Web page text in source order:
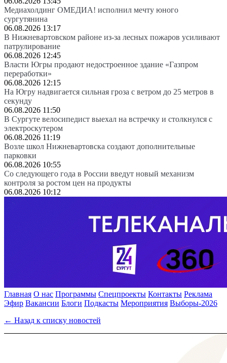
Медиахолдинг ОМЕДИА! исполнил мечту юного
сургутянина
06.08.2026 13:17
В Нижневартовском районе из-за лесных пожаров усиливают
патрулирование
06.08.2026 12:45
Власти Югры продают недостроенное здание «Газпром
переработки»
06.08.2026 12:15
На Югру надвигается сильная гроза с ветром до 25 метров в
секунду
06.08.2026 11:50
В Сургуте велосипедист выехал на встречку и столкнулся с
электроскутером
06.08.2026 11:19
Возле школ Нижневартовска создают дополнительные
парковки
06.08.2026 10:55
Со следующего года в России введут новый механизм
контроля за ростом цен на продукты
06.08.2026 10:12
Главная О нас Программы Спецпроекты Контакты Реклама
Эфир Вакансии Блоги Подкасты Мероприятия Выборы-2026
← Назад к списку новостей